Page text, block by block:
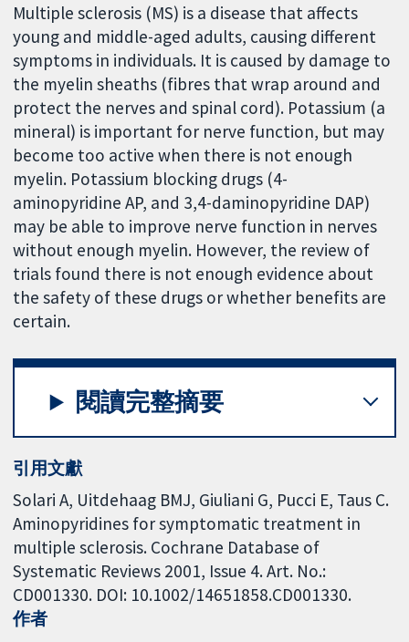
Multiple sclerosis (MS) is a disease that affects
young and middle-aged adults, causing different
symptoms in individuals. It is caused by damage to
the myelin sheaths (fibres that wrap around and
protect the nerves and spinal cord). Potassium (a
mineral) is important for nerve function, but may
become too active when there is not enough
myelin. Potassium blocking drugs (4-
aminopyridine AP, and 3,4-daminopyridine DAP)
may be able to improve nerve function in nerves
without enough myelin. However, the review of
trials found there is not enough evidence about
the safety of these drugs or whether benefits are
certain.
閱讀完整摘要
引用文獻
Solari A, Uitdehaag BMJ, Giuliani G, Pucci E, Taus C.
Aminopyridines for symptomatic treatment in
multiple sclerosis. Cochrane Database of
Systematic Reviews 2001, Issue 4. Art. No.:
CD001330. DOI: 10.1002/14651858.CD001330.
作者